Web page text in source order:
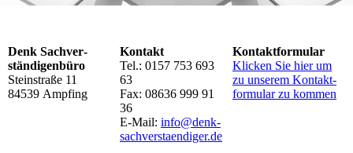
Denk Sachver­
ständigen­büro
Steinstraße 11
84539 Ampfing
Kontakt
Tel.: 0157 753 693
63
Fax: 08636 999 91
36
E-Mail: info@denk-
sach­verstaendiger.de
Kontakt­formular
Klicken Sie hier um
zu unserem Kon­takt­
for­mu­lar zu kommen